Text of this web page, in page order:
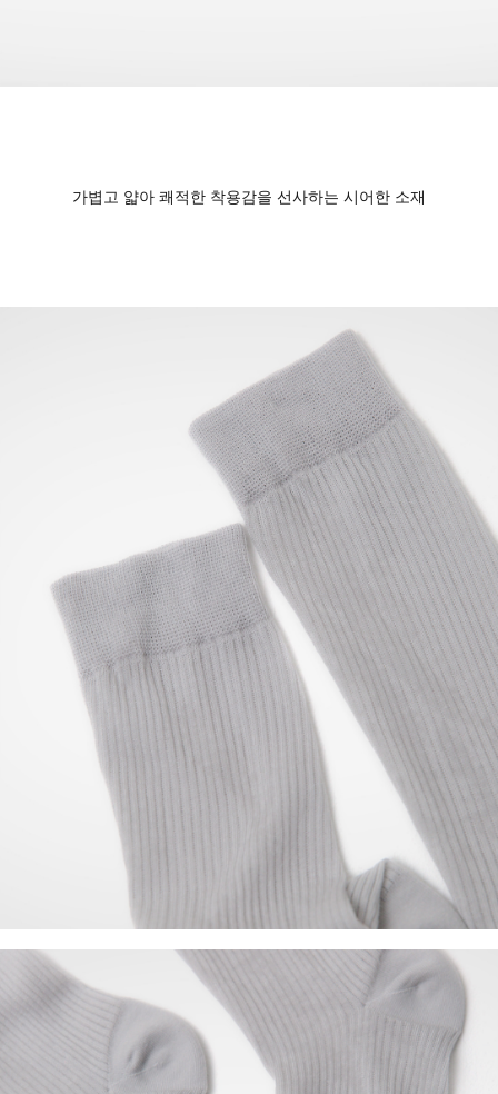
가볍고 얇아 쾌적한 착용감을 선사하는 시어한 소재